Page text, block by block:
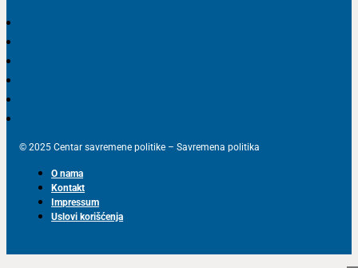
© 2025 Centar savremene politike – Savremena politika
O nama
Kontakt
Impressum
Uslovi korišćenja